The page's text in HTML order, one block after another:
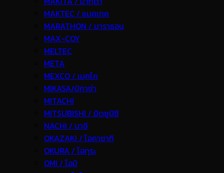
MAKTEC / แมคเทค
MARATHON / มาราธอน
MAX-COY
MELTEC
META
MEXCO / เมคโค
MIKASA/มิกาซ่า
MITACHI
MITSUBISHI / มิตซูบิชิ
NACHI / นาชิ
OKAZAKI / โอคาซากิ
OKURA / โอกุระ
OMI / โอมิ